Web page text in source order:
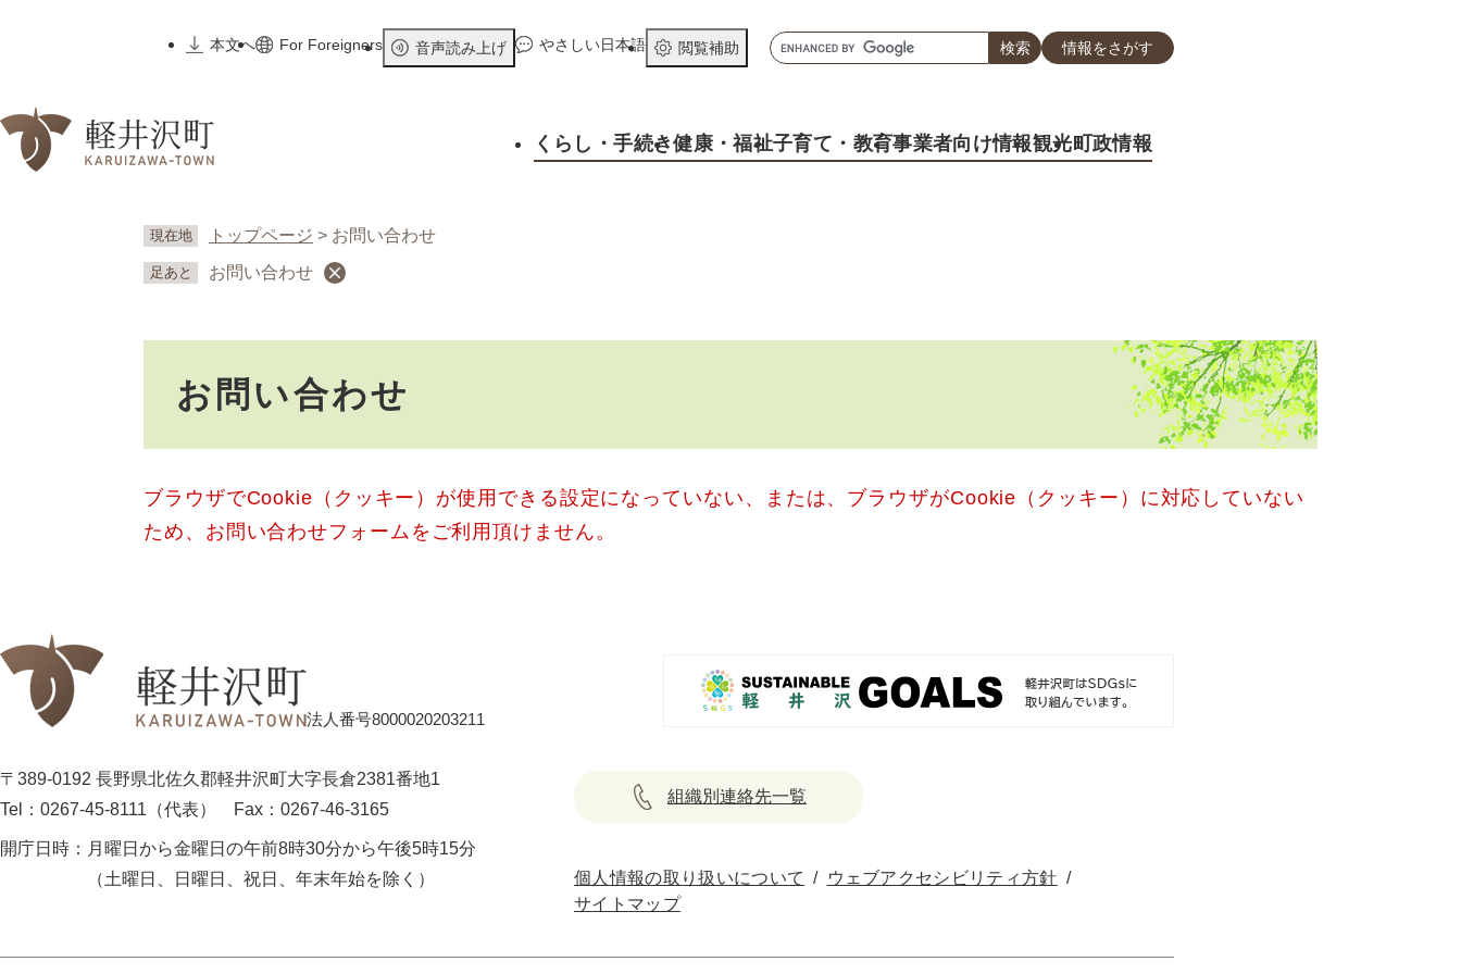
先
本文へ
For Foreigners 音声読み上げ やさしい日本語 閲覧補助
キ
ー
ド
情報をさがす
くらし ・手続き健康 ・福祉子育て ・教育事業者向け情報観光町政情報
現在地 トップページ > お問い合わせ
足あと お問い合わせ
お問い合わせ
ブラウザでCookie（クッキー）が使用できる設定になっていない、または、ブラウザがCookie（クッキー）に対応していない
ため、お問い合わせフォームをご利用頂けません。
法人番号8000020203211
〒389-0192 長野県北佐久郡軽井沢町大字長倉2381番地1
Tel：0267-45-8111（代表）
Fax：0267-46-3165
開庁日時： 月曜日から金曜日の午前8時30分から午後5時15分
（土曜日、日曜日、祝日、年末年始を除く）
組織別連絡先一覧
個人情報の取り扱いについて
ウェブアクセシビリティ方針
サイトマップ